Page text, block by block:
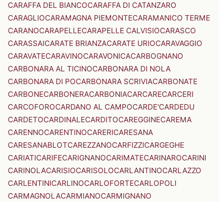
CARAFFA DEL BIANCOCARAFFA DI CATANZARO
CARAGLIOCARAMAGNA PIEMONTECARAMANICO TERME
CARANOCARAPELLECARAPELLE CALVISIOCARASCO
CARASSAICARATE BRIANZACARATE URIOCARAVAGGIO
CARAVATECARAVINOCARAVONICACARBOGNANO
CARBONARA AL TICINOCARBONARA DI NOLA
CARBONARA DI POCARBONARA SCRIVIACARBONATE
CARBONECARBONERACARBONIACARCARECARCERI
CARCOFOROCARDANO AL CAMPOCARDE'CARDEDU
CARDETOCARDINALECARDITOCAREGGINECAREMA
CARENNOCARENTINOCARERICARESANA
CARESANABLOTCAREZZANOCARFIZZICARGEGHE
CARIATICARIFECARIGNANOCARIMATECARINAROCARINI
CARINOLACARISIOCARISOLOCARLANTINOCARLAZZO
CARLENTINICARLINOCARLOFORTECARLOPOLI
CARMAGNOLACARMIANOCARMIGNANO